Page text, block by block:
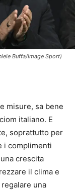
Buffa/Image Sport)
misure, sa bene
italiano. E
soprattutto per
i complimenti
crescita
il clima e
una